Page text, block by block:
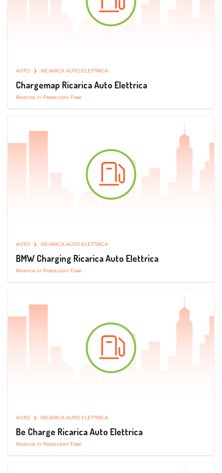
AUTO RICARICA AUTO ELETTRICA
Chargemap Ricarica Auto Elettrica
Ricarica in Postazioni Fisse
AUTO RICARICA AUTO ELETTRICA
BMW Charging Ricarica Auto Elettrica
Ricarica in Postazioni Fisse
AUTO RICARICA AUTO ELETTRICA
Be Charge Ricarica Auto Elettrica
Ricarica in Postazioni Fisse